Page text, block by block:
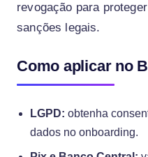
revogação para
sanções legais.
Como aplicar no
LGPD: obtenha
dados no onboarding.